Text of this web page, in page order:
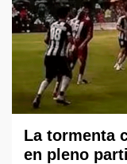
La tormenta
en pleno